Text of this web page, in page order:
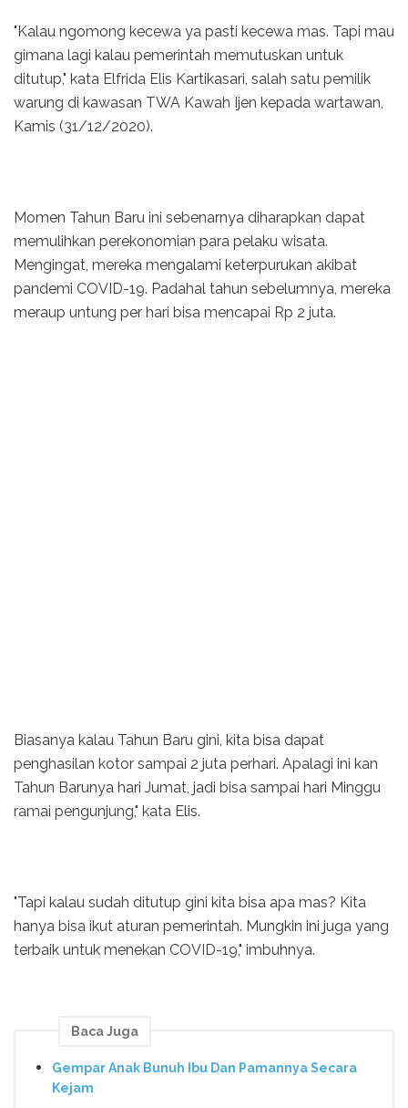
"Kalau ngomong kecewa ya pasti kecewa mas. Tapi mau
gimana lagi kalau pemerintah memutuskan untuk
ditutup," kata Elfrida Elis Kartikasari, salah satu pemilik
warung di kawasan TWA Kawah Ijen kepada wartawan,
Kamis (31/12/2020).
Momen Tahun Baru ini sebenarnya diharapkan dapat
memulihkan perekonomian para pelaku wisata.
Mengingat, mereka mengalami keterpurukan akibat
pandemi COVID-19. Padahal tahun sebelumnya, mereka
meraup untung per hari bisa mencapai Rp 2 juta.
Biasanya kalau Tahun Baru gini, kita bisa dapat
penghasilan kotor sampai 2 juta perhari. Apalagi ini kan
Tahun Barunya hari Jumat, jadi bisa sampai hari Minggu
ramai pengunjung," kata Elis.
"Tapi kalau sudah ditutup gini kita bisa apa mas? Kita
hanya bisa ikut aturan pemerintah. Mungkin ini juga yang
terbaik untuk menekan COVID-19," imbuhnya.
Baca Juga
Gempar Anak Bunuh Ibu Dan Pamannya Secara
Kejam